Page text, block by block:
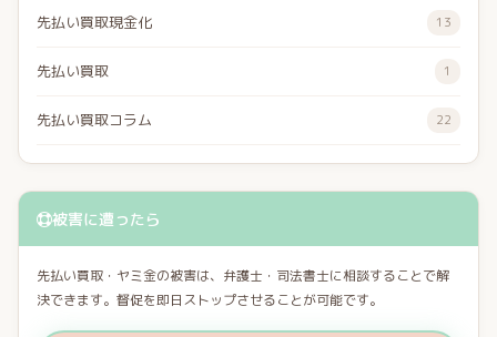
先払い買取現金化 13
先払い買取 1
先払い買取コラム 22
被害に遭ったら
先払い買取・ヤミ金の被害は、弁護士・司法書士に相談することで解
決できます。督促を即日ストップさせることが可能です。